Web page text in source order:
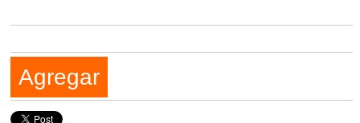
Agregar